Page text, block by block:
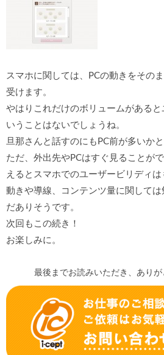
スマホに関しては、PCの動きをその
受けます。
やはりこれだけのボリュームがあると
いうことはないでしょうね。
旦那さんと話すのにもPC前が多いかと
ただ、外出先やPCはすぐ見ることが
えるとスマホでのユーザービリディは
動きや導線、コンテンツ量に関して
だありそうです。
次回もこの続き！
お楽しみに。
最後までお読みいただき、ありが